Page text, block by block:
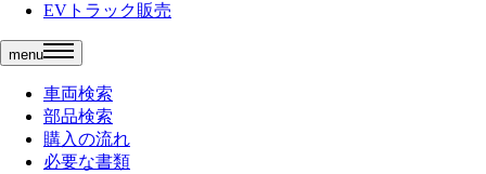
EVトラック販売
menu
車両検索
部品検索
購入の流れ
必要な書類